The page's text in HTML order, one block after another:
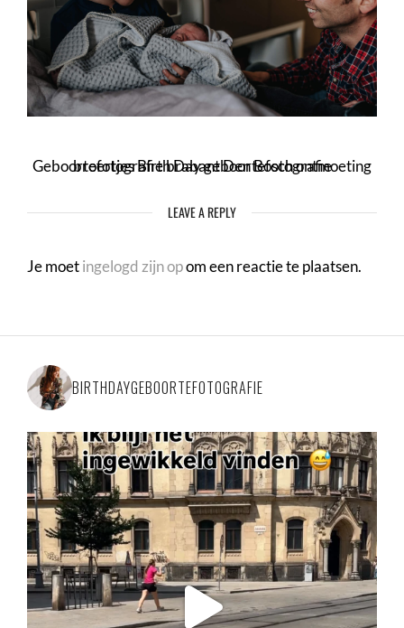
Geboortefotografie brabant Den Bosch ontmoeting broertjes Birth Day geboortefotografie
LEAVE A REPLY
Je moetingelogd zijn opom een reactie te plaatsen.
BIRTHDAYGEBOORTEFOTOGRAFIE